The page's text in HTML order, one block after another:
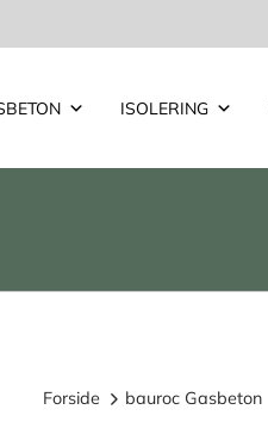
ISOLERING
Forside bauroc Gasbeton